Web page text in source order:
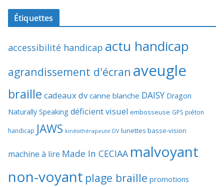
Étiquettes
accessibilité handicap actu handicap
agrandissement d'écran aveugle
braille cadeaux dv canne blanche DAISY Dragon
Naturally Speaking déficient visuel embosseuse GPS piéton
handicap JAWS kinésithérapeute DV lunettes basse-vision
machine à lire Made In CECIAA malvoyant
non-voyant plage braille promotions